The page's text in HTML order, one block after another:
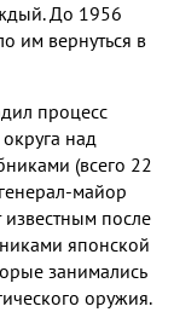
До 1956
им вернуться в
процесс
над
(всего 22
майор
известным после
японской
занимались
оружия.